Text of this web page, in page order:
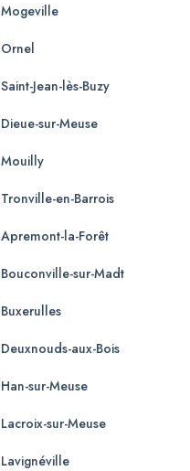
Mogeville
Ornel
Saint-Jean-lès-Buzy
Dieue-sur-Meuse
Mouilly
Tronville-en-Barrois
Apremont-la-Forêt
Bouconville-sur-Madt
Buxerulles
Deuxnouds-aux-Bois
Han-sur-Meuse
Lacroix-sur-Meuse
Lavignéville